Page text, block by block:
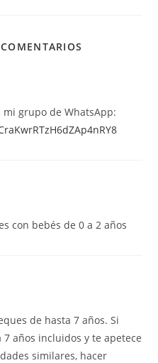
grupo de WhatsApp:
con bebés de 0 a 2 años
de hasta 7 años. Si
años incluidos y te apetece
similares, hacer